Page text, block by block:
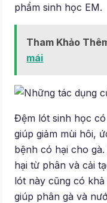
phẩm sinh học EM.
Tham Khảo
mái
Đệm lót sinh học
giúp giảm mùi hôi,
bệnh có hại cho
hại từ phân và cải
lót này cũng có
giúp phân gà và